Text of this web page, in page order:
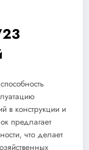
в конструкции и
предлагает
что делает